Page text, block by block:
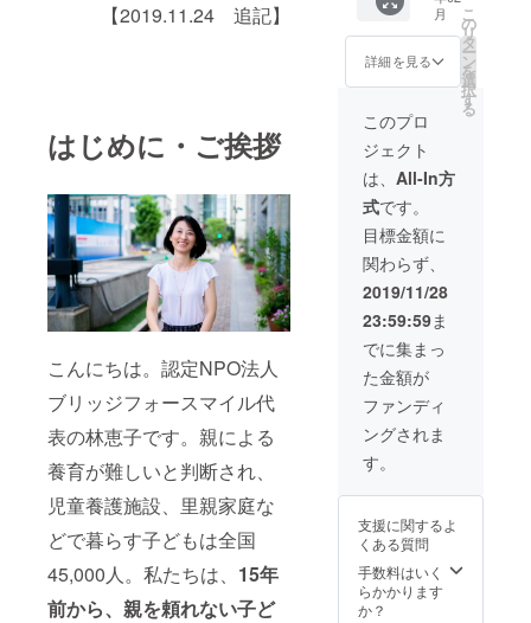
【2019.11.24 追記】
はじめに・ご挨拶
こんにちは。認定NPO法人
ブリッジフォースマイル代
表の林恵子です。親による
養育が難しいと判断され、
児童養護施設、里親家庭な
どで暮らす子どもは全国
45,000人。私たちは、 15年
前から、親を頼れない子ど
致しま
す。
2020」
(https://
coyell.b
4s.jp)の
優先席
の確保
※チケッ
ト代、
交通費
は各自
ご負担
頂きま
す。
※「コ
エール
2020」
の開催
がな
かった
場合
は、懇
親会に
ご招待
式サイ
お名前 /
社名・
ロゴ掲
載
（2020
付 ◉「自
立支援
白書」
のご送
付 ◉ブ
リッジ
フォー
スマイ
ルス
テッ
カーの
ご送付
◉「コ
エール
2020」
(https://
coyell.b
4s.jp)の
優先席
の確保
※チケッ
ト代、
交通費
頂きま
※「コ
エール
2020」
の開催
がな
月
詳細を見る
こ
の
リ
タ
ー
ン
を
選
択
す
る
このプロ
ジェクト
は、 All-In方
式です。
目標金額に
関わらず、
2019/11/28
23:59:59ま
でに集まっ
た金額が
ファンディ
ングされま
す。
支援に関するよ
くある質問
手数料はいく
らかかります
か？